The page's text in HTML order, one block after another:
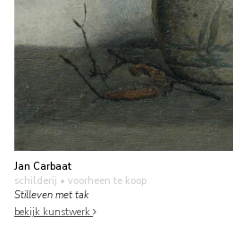
Jan Carbaat
schilderij • voorheen te koop
Stilleven met tak
bekijk kunstwerk